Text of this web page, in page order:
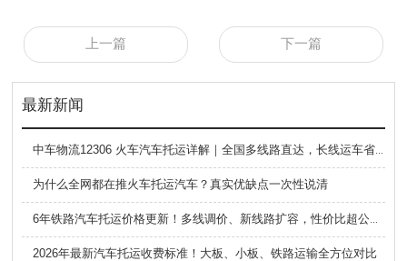
上一篇 下一篇
最新新闻
中车物流12306 火车汽车托运详解｜全国多线路直达，长线运车省心方案
为什么全网都在推火车托运汽车？真实优缺点一次性说清
6年铁路汽车托运价格更新！多线调价、新线路扩容，性价比超公路大板车
2026年最新汽车托运收费标准！大板、小板、铁路运输全方位对比